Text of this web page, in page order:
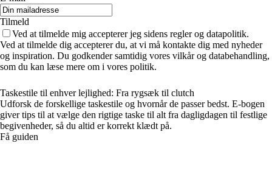
Tilmeld
Ved at tilmelde mig accepterer jeg sidens regler og datapolitik.
Ved at tilmelde dig accepterer du, at vi må kontakte dig med nyheder
og inspiration. Du godkender samtidig vores vilkår og databehandling,
som du kan læse mere om i vores politik.
Taskestile til enhver lejlighed: Fra rygsæk til clutch
Udforsk de forskellige taskestile og hvornår de passer bedst. E-bogen
giver tips til at vælge den rigtige taske til alt fra dagligdagen til festlige
begivenheder, så du altid er korrekt klædt på.
Få guiden